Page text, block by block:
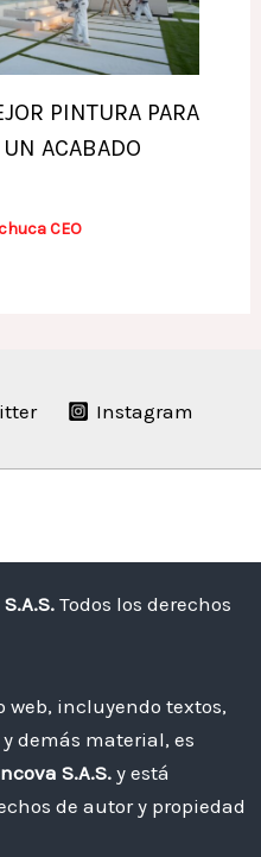
PINTURA PARA
ACABADO
CEO
Instagram
Todos los derechos
web, incluyendo textos,
demás material, es
S.A.S. y está
de autor y propiedad